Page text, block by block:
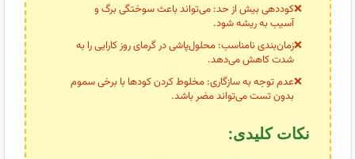
کوددهی بیش از حد: می‌تواند باعث سوختگی برگ و
آسیب به ریشه شود.
زمان‌بندی نامناسب: محلول‌پاشی در گرمای روز کارایی را به
شدت کاهش می‌دهد.
عدم توجه به سازگاری: مخلوط کردن کودها با برخی سموم
بدون تست می‌تواند مضر باشد.
نکات کلیدی: